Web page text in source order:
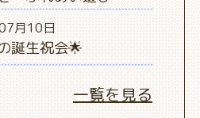
月10日
誕生祝会🌟
一覧を見る